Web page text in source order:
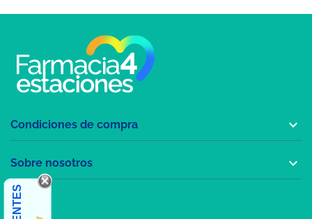
Condiciones de compra 
Sobre nosotros 